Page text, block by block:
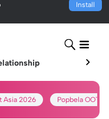
Install
Asia 2026 Popbela OOTD